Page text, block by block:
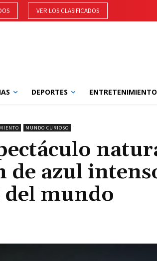
VER LOS CLASIFICADOS
DEPORTES ENTRETENIMIENTO
MUNDO CURIOSO
de azul
del mundo